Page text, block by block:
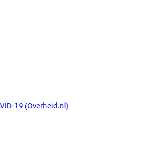
19 (Overheid.nl)